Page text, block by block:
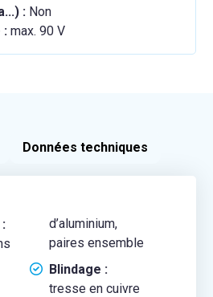
: Non
: max. 90 V
Données techniques
d’aluminium,
paires ensemble
Blindage :
tresse en cuivre